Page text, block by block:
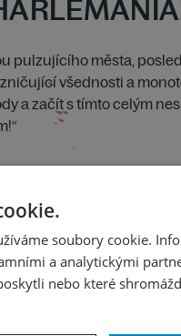
pulzujícího města,
všednosti a
začít s tímto celým
soubory cookie.
a analytickými
nebo které